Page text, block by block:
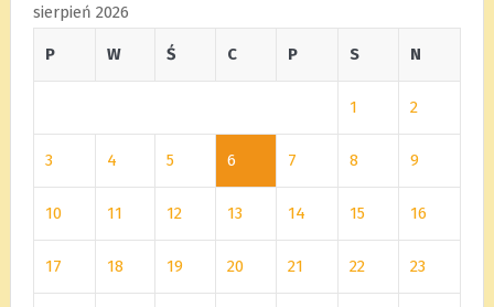
sierpień 2026
P W Ś C P S N
1 2
3 4 5 6 7 8 9
10 11 12 13 14 15 16
17 18 19 20 21 22 23